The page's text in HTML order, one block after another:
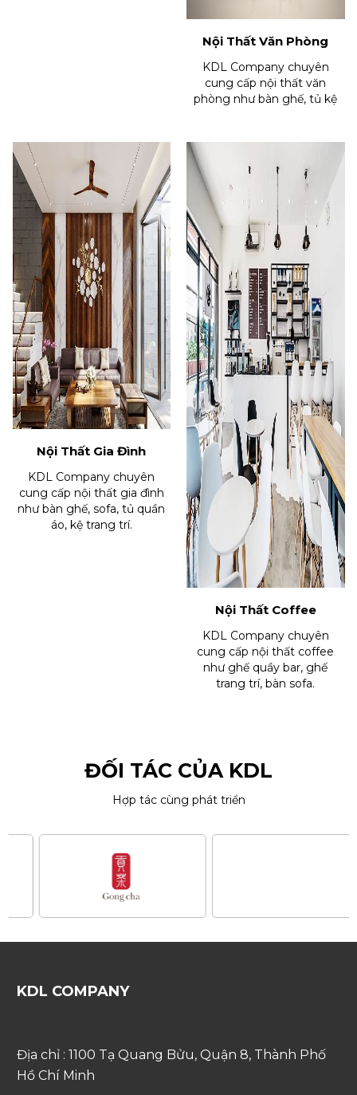
Nội Thất Văn Phòng
KDL Company chuyên
cung cấp nội thất văn
phòng như bàn ghế, tủ kệ
Nội Thất Gia Đình
KDL Company chuyên
cung cấp nội thất gia đình
như bàn ghế, sofa, tủ quần
áo, kệ trang trí.
Nội Thất Coffee
KDL Company chuyên
cung cấp nội thất coffee
như ghế quầy bar, ghế
trang trí, bàn sofa.
ĐỐI TÁC CỦA KDL
Hợp tác cùng phát triển
KDL COMPANY
Địa chỉ : 1100 Tạ Quang Bửu, Quận 8, Thành Phố
Hồ Chí Minh